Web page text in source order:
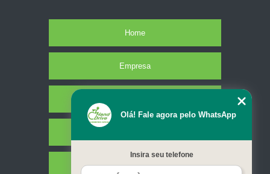
Home
Empresa
Contato
Olá! Fale agora pelo WhatsApp
Insira seu telefone